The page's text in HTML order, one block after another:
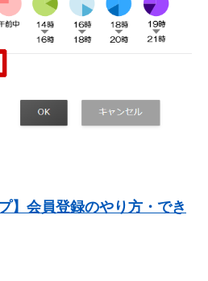
】会員登録のやり方・でき